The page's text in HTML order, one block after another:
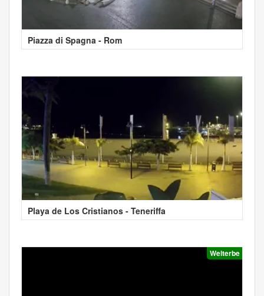
Piazza di Spagna - Rom
Playa de Los Cristianos - Teneriffa
Welterbe